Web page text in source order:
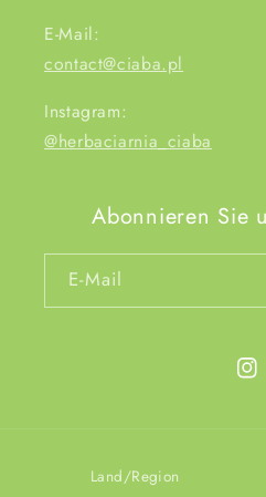
E-Mail:
contact@ciaba.pl
Instagram:
@herbaciarnia_ciaba
Abonnieren Sie
E-Mail
Land/Region